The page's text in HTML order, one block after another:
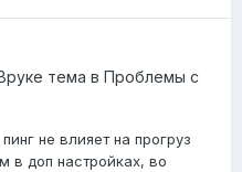
тема в Проблемы с
не влияет на прогруз
в доп настройках, во